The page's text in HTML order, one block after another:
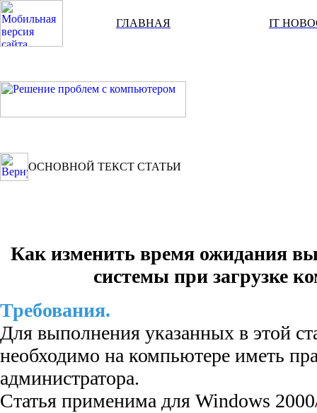
ГЛАВНАЯ IT
ОСНОВНОЙ ТЕКСТ СТАТЬИ
Как изменить время ожидания
системы при загрузке
Требования.
Для выполнения указанных в этой
необходимо на компьютере иметь
администратора.
Статья применима для Windows